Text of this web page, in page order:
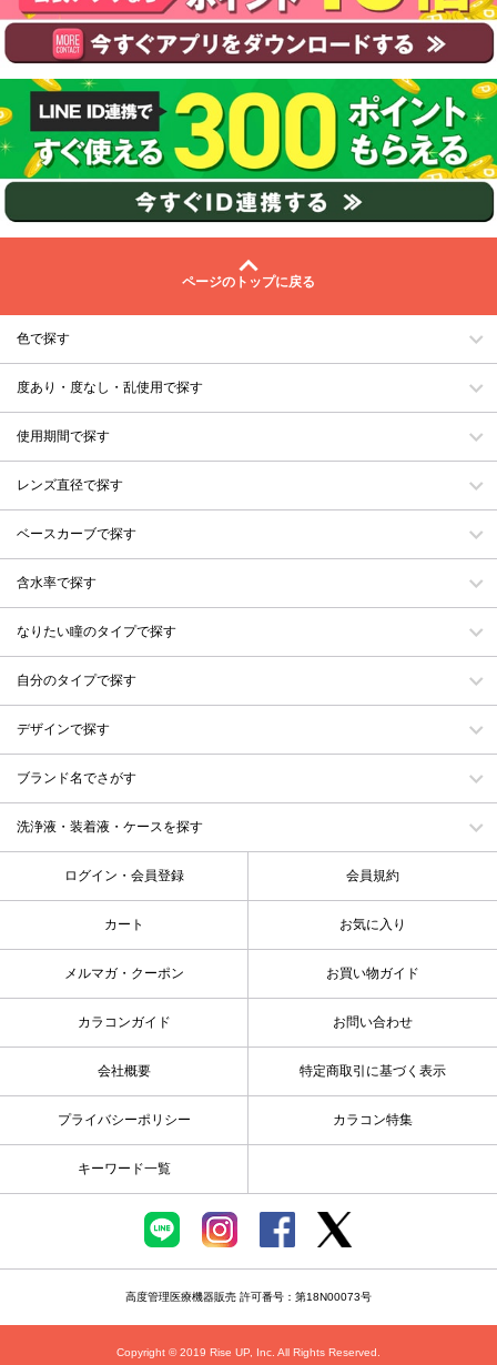
ページのトップに戻る
色で探す
度あり・度なし・乱使用で探す
使用期間で探す
レンズ直径で探す
ベースカーブで探す
含水率で探す
なりたい瞳のタイプで探す
自分のタイプで探す
デザインで探す
ブランド名でさがす
洗浄液・装着液・ケースを探す
ログイン・会員登録 会員規約
カート お気に入り
メルマガ・クーポン お買い物ガイド
カラコンガイド お問い合わせ
会社概要 特定商取引に基づく表示
プライバシーポリシー カラコン特集
キーワード一覧
高度管理医療機器販売 許可番号：第18N00073号
Copyright © 2019 Rise UP, Inc. All Rights Reserved.